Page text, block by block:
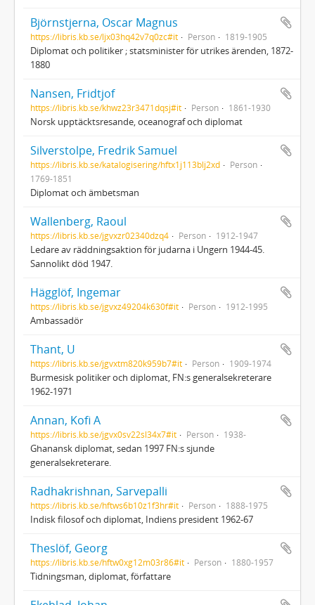
Björnstjerna, Oscar Magnus
https://libris.kb.se/ljx03hq42v7q0zc#it Person 1819-1905
Diplomat och politiker ; statsminister för utrikes ärenden, 1872-
1880
Nansen, Fridtjof
https://libris.kb.se/khwz23r3471dqsj#it Person 1861-1930
Norsk upptäcktsresande, oceanograf och diplomat
Silverstolpe, Fredrik Samuel
https://libris.kb.se/katalogisering/hftx1j113blj2xd
Person
1769-1851
Diplomat och ämbetsman
Wallenberg, Raoul
https://libris.kb.se/jgvxzr02340dzq4 Person 1912-1947
Ledare av räddningsaktion för judarna i Ungern 1944-45.
Sannolikt död 1947.
Hägglöf, Ingemar
https://libris.kb.se/jgvxz49204k630f#it Person 1912-1995
Ambassadör
Thant, U
https://libris.kb.se/jgvxtm820k959b7#it Person 1909-1974
Burmesisk politiker och diplomat, FN:s generalsekreterare
1962-1971
Annan, Kofi A
https://libris.kb.se/jgvx0sv22sl34x7#it Person 1938-
Ghanansk diplomat, sedan 1997 FN:s sjunde
generalsekreterare.
Radhakrishnan, Sarvepalli
https://libris.kb.se/hftws6b10z1f3hr#it Person 1888-1975
Indisk filosof och diplomat, Indiens president 1962-67
Theslöf, Georg
https://libris.kb.se/hftw0xg12m03r86#it Person 1880-1957
Tidningsman, diplomat, författare